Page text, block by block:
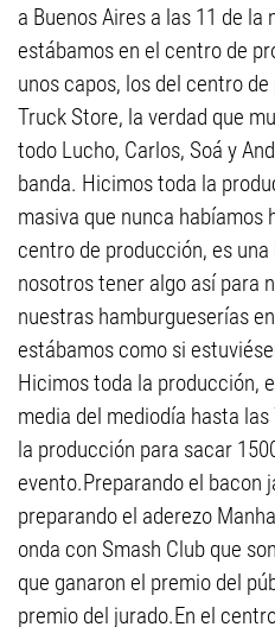
a Buenos Aires a las 11 de la
estábamos en el centro de
unos capos, los del centro
Truck Store, la verdad que
todo Lucho, Carlos, Soá y
banda. Hicimos toda la
masiva que nunca habíamos
centro de producción, es
nosotros tener algo así para
nuestras hamburgueserías
estábamos como si
Hicimos toda la producción,
media del mediodía hasta
la producción para sacar
evento.Preparando el bacon
preparando el aderezo
onda con Smash Club que
que ganaron el premio del
premio del jurado.En el